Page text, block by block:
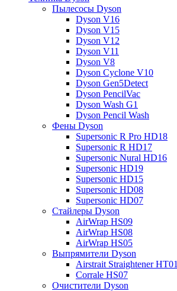
Пылесосы Dyson
Dyson V16
Dyson V15
Dyson V12
Dyson V11
Dyson V8
Dyson Cyclone V10
Dyson Gen5Detect
Dyson PencilVac
Dyson Wash G1
Dyson Pencil Wash
Фены Dyson
Supersonic R Pro HD18
Supersonic R HD17
Supersonic Nural HD16
Supersonic HD19
Supersonic HD15
Supersonic HD08
Supersonic HD07
Стайлеры Dyson
AirWrap HS09
AirWrap HS08
AirWrap HS05
Выпрямители Dyson
Airstrait Straightener HT01
Corrale HS07
Очистители Dyson